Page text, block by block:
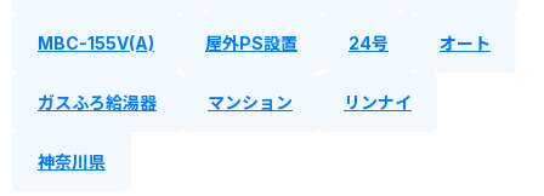
MBC-155V(A) 屋外PS設置 24号 オート
ガスふろ給湯器 マンション リンナイ
神奈川県